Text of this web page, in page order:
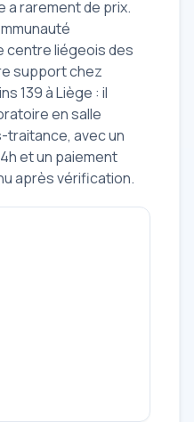
a rarement de prix.
centre liégeois des
support chez
139 à Liège : il
en salle
traitance, avec un
et un paiement
après vérification.